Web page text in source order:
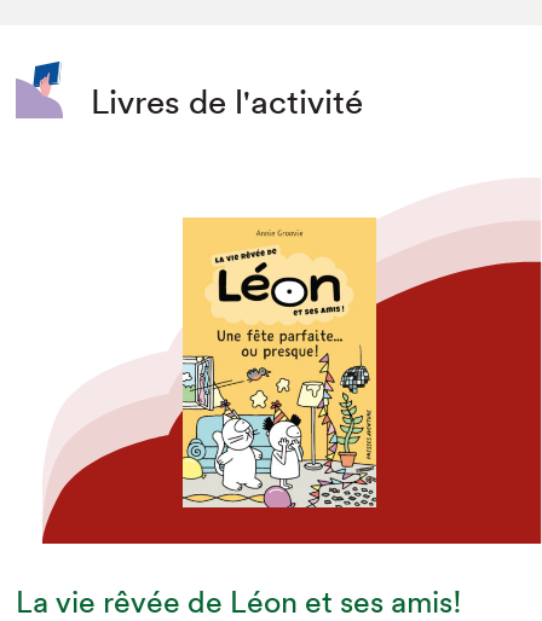
Livres de l'activité
La vie rêvée de Léon et ses amis!